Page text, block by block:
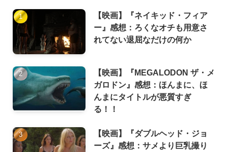
【映画】『ネイキッド・フィア
ー』感想：ろくなオチも用意さ
れてない退屈なだけの何か
【映画】『MEGALODON ザ・メ
ガロドン』感想：ほんまに、ほ
んまにタイトルが悪質すぎ
る！！
【映画】『ダブルヘッド・ジョ
ーズ』感想：サメより巨乳撮り